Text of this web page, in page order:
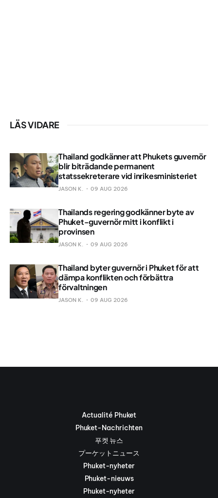
LÄS VIDARE
Thailand godkänner att Phukets guvernör
blir biträdande permanent
statssekreterare vid inrikesministeriet
JASON K. 09 AUG 2026
Thailands regering godkänner byte av
Phuket-guvernör mitt i konflikt i
provinsen
JASON K. 09 AUG 2026
Thailand byter guvernör i Phuket för att
dämpa konflikten och förbättra
förvaltningen
JASON K. 09 AUG 2026
Actualité Phuket
Phuket-Nachrichten
푸켓 뉴스
プーケットニュース
Phuket-nyheter
Phuket-nieuws
Phuket-nyheter